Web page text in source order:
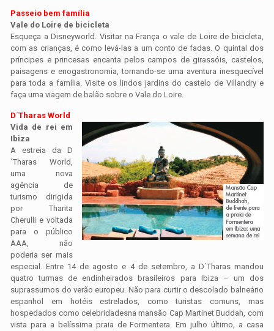
Passeio bem família
Vale do Loire de bicicleta
Esqueça a Disneyworld. Visitar na França o vale de Loire de bicicleta,
com as crianças, é como levá-las a um conto de fadas. O quintal dos
príncipes e princesas encanta pelos campos de girassóis, castelos,
paisagens e enogastronomia, tornando-se uma aventura inesquecível
para toda a família. Visite os lindos jardins do castelo de Villandry e
faça uma viagem de balão sobre o Vale do Loire.
D´Tharas World
Vida de rei em
Ibiza
A estreia da D
´Tharas World,
uma nova
agência de
turismo dirigida
por Tharita
Cherulli e voltada
para o público
AAA, não
poderia ser mais
especial. Entre 14 de agosto e 4 de setembro, a D´Tharas mandou
quatro turmas de endinheirados brasileiros para Ibiza – um dos
suprassumos do verão europeu. Não para curtir o descolado balneário
espanhol em hotéis estrelados, como turistas comuns, mas
hospedados como celebridadesna mansão Cap Martinet Buddah, com
vista para a belíssima praia de Formentera. Em julho último, a casa